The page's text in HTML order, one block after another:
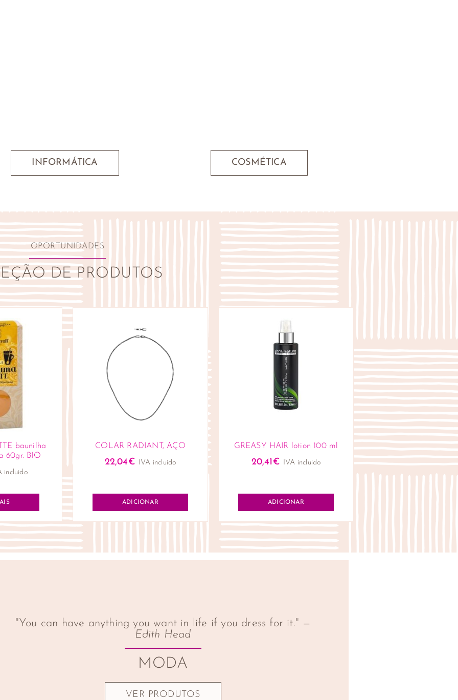
INFORMÁTICA COSMÉTICA
OPORTUNIDADES
DE PRODUTOS
baunilha
60gr. BIO
incluido
COLAR RADIANT, AÇO
22,04€ IVA incluido
ADICIONAR
GREASY HAIR lotion 100 ml
20,41€ IVA incluido
ADICIONAR
"You can have anything you want in life if you dress for it." —
Edith Head
MODA
VER PRODUTOS